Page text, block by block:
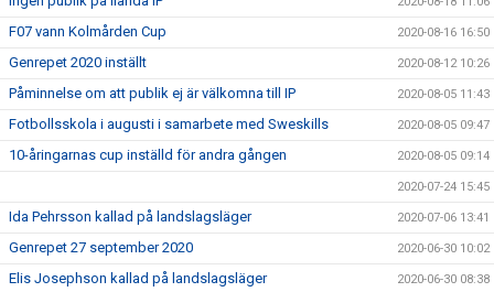
F07 vann Kolmården Cup 2020-08-16 16:50
Genrepet 2020 inställt 2020-08-12 10:26
Påminnelse om att publik ej är välkomna till IP 2020-08-05 11:43
Fotbollsskola i augusti i samarbete med Sweskills 2020-08-05 09:47
10-åringarnas cup inställd för andra gången 2020-08-05 09:14
2020-07-24 15:45
Ida Pehrsson kallad på landslagsläger 2020-07-06 13:41
Genrepet 27 september 2020 2020-06-30 10:02
Elis Josephson kallad på landslagsläger 2020-06-30 08:38